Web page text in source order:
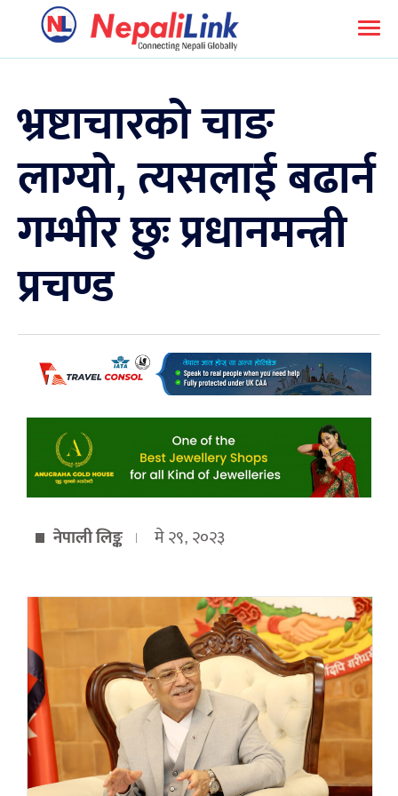
भ्रष्टाचारको चाङ
लाग्यो, त्यसलाई बढार्न
गम्भीर छुः प्रधानमन्त्री
प्रचण्ड
नेपाली लिङ्क मे २९, २०२३